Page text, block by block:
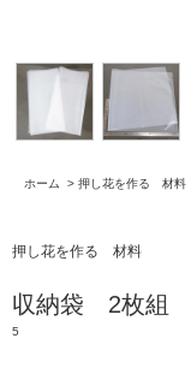
ホーム > 押し花を作る 材料
押し花を作る 材料
収納袋 2枚組
5